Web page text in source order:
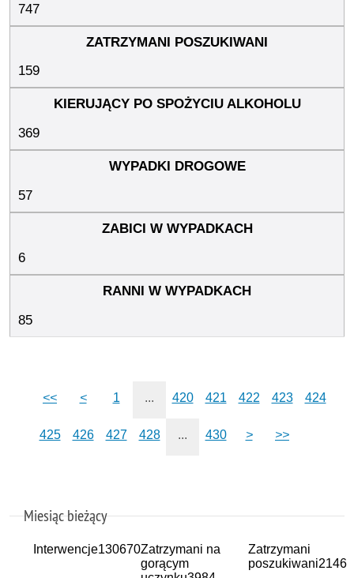
747
159
369
57
6
85
<< < 1 ... 420 421 422 423 424
425 426 427 428 ... 430 > >>
Miesiąc bieżący
Interwencje130670Zatrzymani na
gorącym
Zatrzymani
poszukiwani2146